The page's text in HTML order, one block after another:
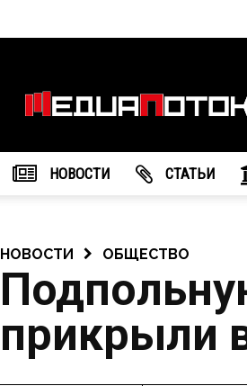
агентство
"МедиаПоток"
НОВОСТИ CТАТЬИ
НОВОСТИ ОБЩЕСТВО
прикрыли